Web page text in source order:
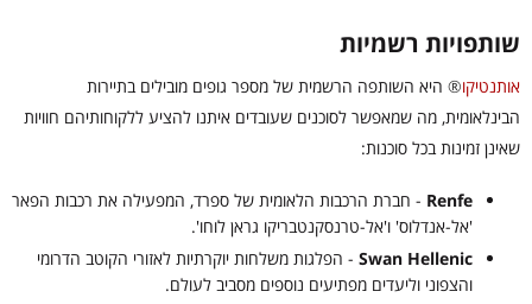
שותפויות רשמיות
אותנטיקו® היא השותפה הרשמית של מספר גופים מובילים בתיירות
הבינלאומית, מה שמאפשר לסוכנים שעובדים איתנו להציע ללקוחותיהם חוויות
שאינן זמינות בכל סוכנות:
Renfe - חברת הרכבות הלאומית של ספרד, המפעילה את רכבות הפאר
'אל-אנדלוס' ו'אל-טרנסקנטבריקו גראן לוחו'.
Swan Hellenic - הפלגות משלחות יוקרתיות לאזורי הקוטב הדרומי
והצפוני וליעדים מפתיעים נוספים מסביב לעולם.